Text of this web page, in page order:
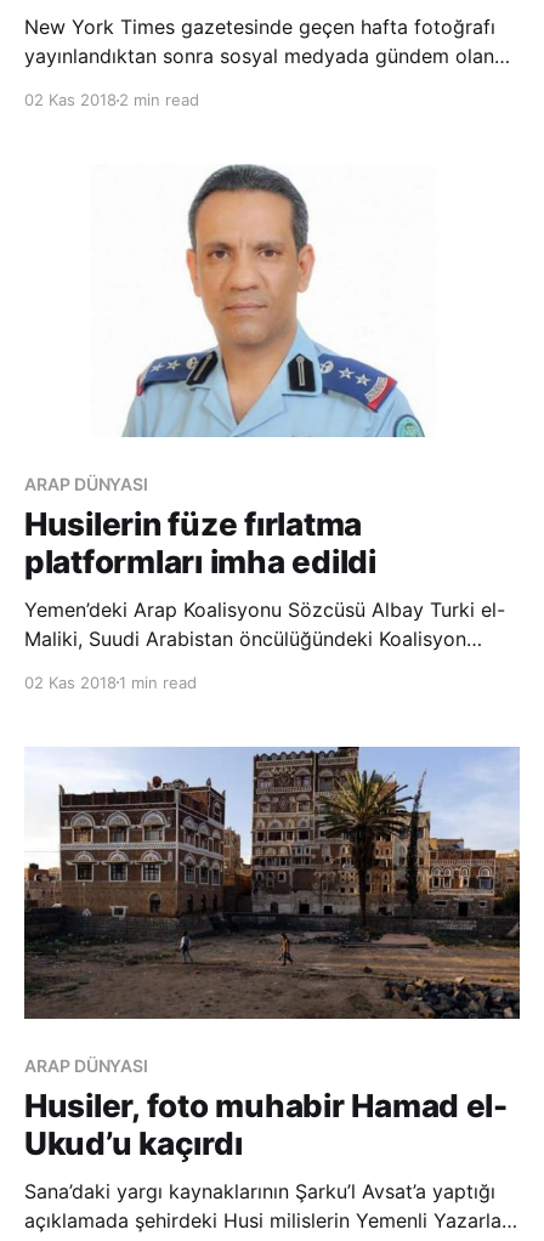
New York Times gazetesinde geçen hafta fotoğrafı
yayınlandıktan sonra sosyal medyada gündem olan
nedeniyle kaldırıldığı hastanede z
02 Kas 2018 2 min read
ARAP DÜNYASI
Husilerin füze fırlatma
platformları imha edildi
Yemen’deki Arap Koalisyonu Sözcüsü Albay Turki el-
Maliki, Suudi Arabistan öncülüğündeki Koalisyon
Üssü’ne operasyon düzenlediğini duyurdu. El-Maliki,
platformlarının, insansız hava araçlar
02 Kas 2018 1 min read
ARAP DÜNYASI
Husiler, foto muhabir Hamad el-
Ukud’u kaçırdı
Sana’daki yargı kaynaklarının Şarku’l Avsat’a yaptığı
açıklamada şehirdeki Husi milislerin Yemenli Yazarlar